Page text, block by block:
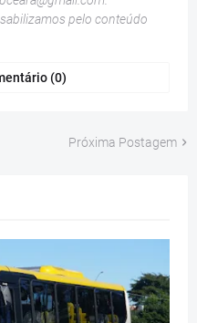
pelo conteúdo
(0)
Próxima Postagem